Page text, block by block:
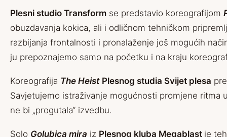
Plesni studio Transform se predstavio koreografijom
obuzdavanja kokica, ali i odličnom tehničkom
razbijanja frontalnosti i pronalaženje još mogućih
ju prepoznajemo samo na početku i na kraju
Koreografija The Heist Plesnog studia Svijet plesa
Savjetujemo istraživanje mogućnosti promjene ritma
ne bi „progutala“ izvedbu.
Solo Golubica mira iz Plesnog kluba Megablast je